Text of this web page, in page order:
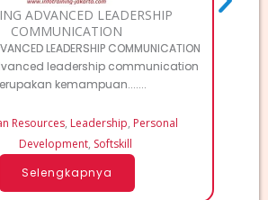
ADVANCED LEADERSHIP
COMMUNICATION
LEADERSHIP COMMUNICATION
leadership communication
kemampuan.......
Resources, Leadership, Personal
Development, Softskill
Selengkapnya